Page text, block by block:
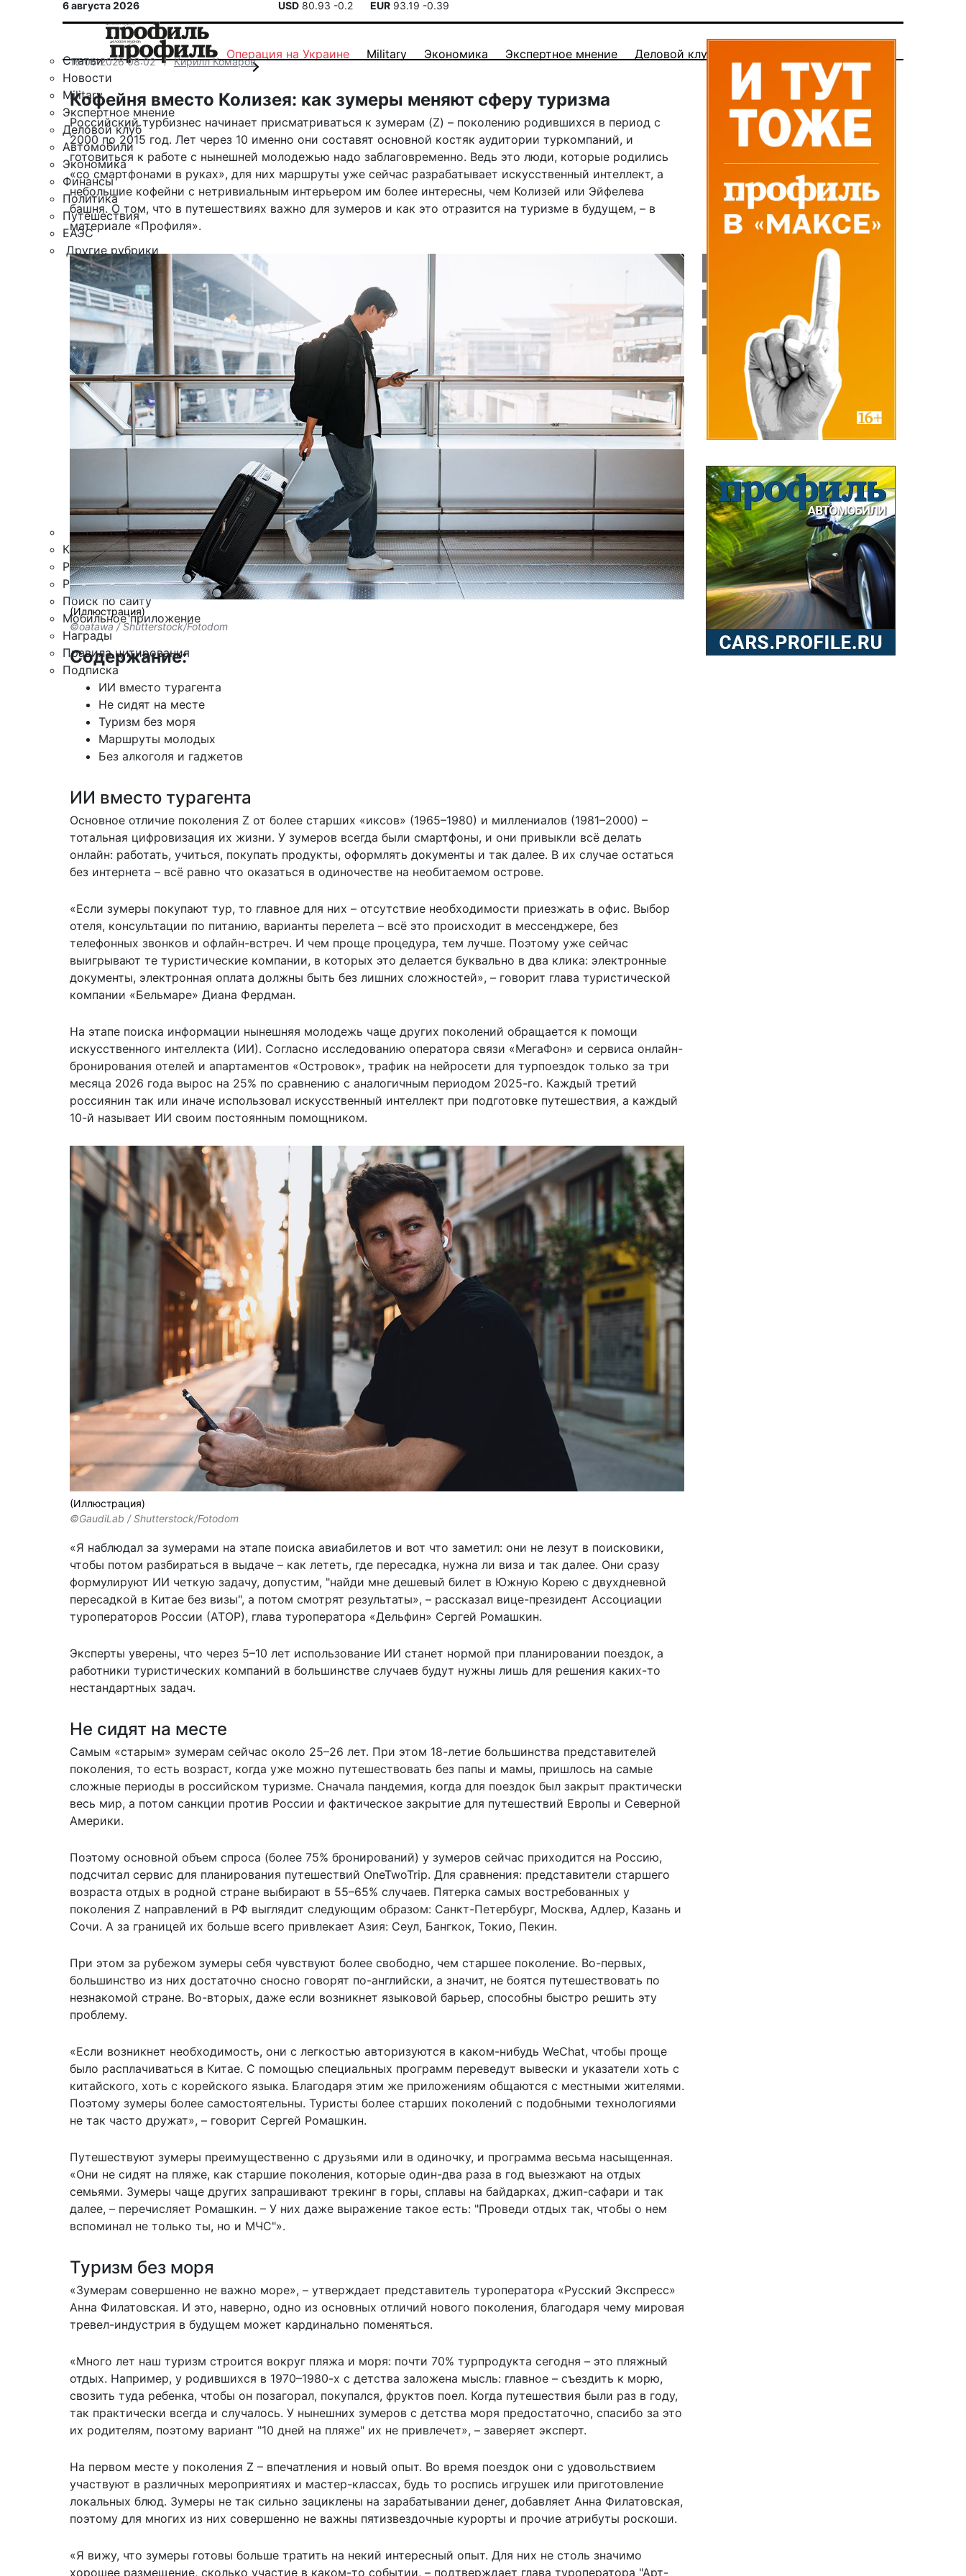
6 августа 2026 USD 80.93 -0.2 EUR 93.19 -0.39
Статьи
Новости
Military
Экспертное мнение
Деловой клуб
Автомобили
Экономика
Финансы
Политика
Путешествия
ЕАЭС
Другие рубрики
Спецпроект «Юрий Мамлеев»
Календарь событий
Зарубежье
Армия
Персона
Наука и Технологии
Культура
Общество
Спорт
Здоровье
Происшествия
Дайджесты
Новости партнеров
Интересное
Контакты
Редакция
Рекламная служба
Поиск по сайту
Мобильное приложение
Награды
Правила цитирования
Подписка
Операция на Украине Military Экономика Экспертное мнение Деловой клуб
16.06.2026 08:02 Кирилл Комаров
Кофейня вместо Колизея: как зумеры меняют сферу туризма
Российский турбизнес начинает присматриваться к зумерам (Z) – поколению родившихся в период с
2000 по 2015 год. Лет через 10 именно они составят основной костяк аудитории туркомпаний, и
готовиться к работе с нынешней молодежью надо заблаговременно. Ведь это люди, которые родились
«со смартфонами в руках», для них маршруты уже сейчас разрабатывает искусственный интеллект, а
небольшие кофейни с нетривиальным интерьером им более интересны, чем Колизей или Эйфелева
башня. О том, что в путешествиях важно для зумеров и как это отразится на туризме в будущем, – в
материале «Профиля».
(Иллюстрация)
©oatawa / Shutterstock/Fotodom
Содержание:
ИИ вместо турагента
Не сидят на месте
Туризм без моря
Маршруты молодых
Без алкоголя и гаджетов
ИИ вместо турагента
Основное отличие поколения Z от более старших «иксов» (1965–1980) и миллениалов (1981–2000) –
тотальная цифровизация их жизни. У зумеров всегда были смартфоны, и они привыкли всё делать
онлайн: работать, учиться, покупать продукты, оформлять документы и так далее. В их случае остаться
без интернета – всё равно что оказаться в одиночестве на необитаемом острове.
«Если зумеры покупают тур, то главное для них – отсутствие необходимости приезжать в офис. Выбор
отеля, консультации по питанию, варианты перелета – всё это происходит в мессенджере, без
телефонных звонков и офлайн-встреч. И чем проще процедура, тем лучше. Поэтому уже сейчас
выигрывают те туристические компании, в которых это делается буквально в два клика: электронные
документы, электронная оплата должны быть без лишних сложностей», – говорит глава туристической
компании «Бельмаре» Диана Фердман.
На этапе поиска информации нынешняя молодежь чаще других поколений обращается к помощи
искусственного интеллекта (ИИ). Согласно исследованию оператора связи «МегаФон» и сервиса онлайн-
бронирования отелей и апартаментов «Островок», трафик на нейросети для турпоездок только за три
месяца 2026 года вырос на 25% по сравнению с аналогичным периодом 2025-го. Каждый третий
россиянин так или иначе использовал искусственный интеллект при подготовке путешествия, а каждый
10-й называет ИИ своим постоянным помощником.
(Иллюстрация)
©GaudiLab / Shutterstock/Fotodom
«Я наблюдал за зумерами на этапе поиска авиабилетов и вот что заметил: они не лезут в поисковики,
чтобы потом разбираться в выдаче – как лететь, где пересадка, нужна ли виза и так далее. Они сразу
формулируют ИИ четкую задачу, допустим, "найди мне дешевый билет в Южную Корею с двухдневной
пересадкой в Китае без визы", а потом смотрят результаты», – рассказал вице-президент Ассоциации
туроператоров России (АТОР), глава туроператора «Дельфин» Сергей Ромашкин.
Эксперты уверены, что через 5–10 лет использование ИИ станет нормой при планировании поездок, а
работники туристических компаний в большинстве случаев будут нужны лишь для решения каких-то
нестандартных задач.
Не сидят на месте
Самым «старым» зумерам сейчас около 25–26 лет. При этом 18-летие большинства представителей
поколения, то есть возраст, когда уже можно путешествовать без папы и мамы, пришлось на самые
сложные периоды в российском туризме. Сначала пандемия, когда для поездок был закрыт практически
весь мир, а потом санкции против России и фактическое закрытие для путешествий Европы и Северной
Америки.
Поэтому основной объем спроса (более 75% бронирований) у зумеров сейчас приходится на Россию,
подсчитал сервис для планирования путешествий OneTwoTrip. Для сравнения: представители старшего
возраста отдых в родной стране выбирают в 55–65% случаев. Пятерка самых востребованных у
поколения Z направлений в РФ выглядит следующим образом: Санкт-Петербург, Москва, Адлер, Казань и
Сочи. А за границей их больше всего привлекает Азия: Сеул, Бангкок, Токио, Пекин.
При этом за рубежом зумеры себя чувствуют более свободно, чем старшее поколение. Во-первых,
большинство из них достаточно сносно говорят по-английски, а значит, не боятся путешествовать по
незнакомой стране. Во-вторых, даже если возникнет языковой барьер, способны быстро решить эту
проблему.
«Если возникнет необходимость, они с легкостью авторизуются в каком-нибудь WeChat, чтобы проще
было расплачиваться в Китае. С помощью специальных программ переведут вывески и указатели хоть с
китайского, хоть с корейского языка. Благодаря этим же приложениям общаются с местными жителями.
Поэтому зумеры более самостоятельны. Туристы более старших поколений с подобными технологиями
не так часто дружат», – говорит Сергей Ромашкин.
Путешествуют зумеры преимущественно с друзьями или в одиночку, и программа весьма насыщенная.
«Они не сидят на пляже, как старшие поколения, которые один-два раза в год выезжают на отдых
семьями. Зумеры чаще других запрашивают трекинг в горы, сплавы на байдарках, джип-сафари и так
далее, – перечисляет Ромашкин. – У них даже выражение такое есть: "Проведи отдых так, чтобы о нем
вспоминал не только ты, но и МЧС"».
Туризм без моря
«Зумерам совершенно не важно море», – утверждает представитель туроператора «Русский Экспресс»
Анна Филатовская. И это, наверно, одно из основных отличий нового поколения, благодаря чему мировая
тревел-индустрия в будущем может кардинально поменяться.
«Много лет наш туризм строится вокруг пляжа и моря: почти 70% турпродукта сегодня – это пляжный
отдых. Например, у родившихся в 1970–1980-х с детства заложена мысль: главное – съездить к морю,
свозить туда ребенка, чтобы он позагорал, покупался, фруктов поел. Когда путешествия были раз в году,
так практически всегда и случалось. У нынешних зумеров с детства моря предостаточно, спасибо за это
их родителям, поэтому вариант "10 дней на пляже" их не привлечет», – заверяет эксперт.
На первом месте у поколения Z – впечатления и новый опыт. Во время поездок они с удовольствием
участвуют в различных мероприятиях и мастер-классах, будь то роспись игрушек или приготовление
локальных блюд. Зумеры не так сильно зациклены на зарабатывании денег, добавляет Анна Филатовская,
поэтому для многих из них совершенно не важны пятизвездочные курорты и прочие атрибуты роскоши.
«Я вижу, что зумеры готовы больше тратить на некий интересный опыт. Для них не столь значимо
хорошее размещение, сколько участие в каком-то событии, – подтверждает глава туроператора "Арт-